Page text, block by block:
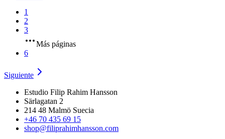
1
2
3
Más páginas
6
Siguiente
Estudio Filip Rahim Hansson
Särlagatan 2
214 48 Malmö Suecia
+46 70 435 69 15
shop@filiprahimhansson.com